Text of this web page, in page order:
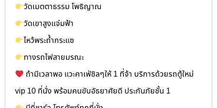
วัดเมตตาธรรม โพธิญาณ
วัดเขาสูงแจ่มฟ้า
ไหว้พระถ้ำกระแซ
ทางรถไฟสายมรณะ
ถ้ามีเวลาพอ แวะคาเฟ่ชิลๆให้ 1 ที่จ้า บริการด้วยรถตู้ใหม่
vip 10 ที่นั่ง พร้อมคนขับอัธยาศัยดี ประกันภัยชั้น 1